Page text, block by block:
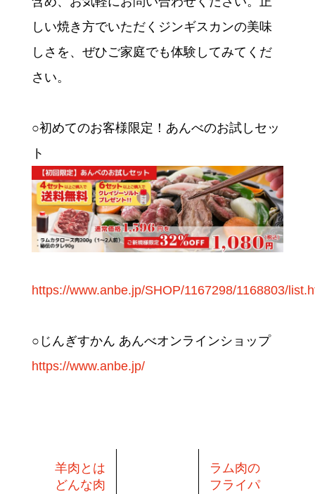
しい焼き方でいただくジンギスカンの美味
しさを、ぜひご家庭でも体験してみてくだ
さい。
○初めてのお客様限定！あんべのお試しセッ
ト
https://www.anbe.jp/SHOP/1167298/1168803/
○じんぎすかん あんべオンラインショップ
https://www.anbe.jp/
羊肉とは
どんな肉
ラム肉の
フライパ